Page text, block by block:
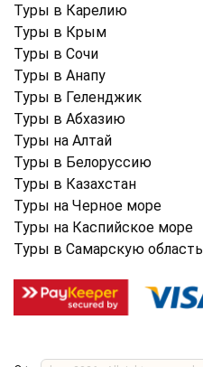
Туры в Карелию
Туры в Крым
Туры в Cочи
Туры в Анапу
Туры в Геленджик
Туры в Абхазию
Туры на Алтай
Туры в Белоруссию
Туры в Казахстан
Туры на Черное море
Туры на Каспийское море
Туры в Самарскую область